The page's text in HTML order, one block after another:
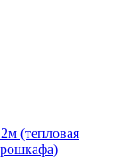
(тепловая